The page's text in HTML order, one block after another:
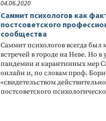
04.06.2020
Саммит психологов как
постсоветского
сообщества
Саммит психологов всегда был
встречей в городе на Неве. Но в
пандемии и карантинных мер
онлайн и, по словам проф.
«свидетельством
постсоветского